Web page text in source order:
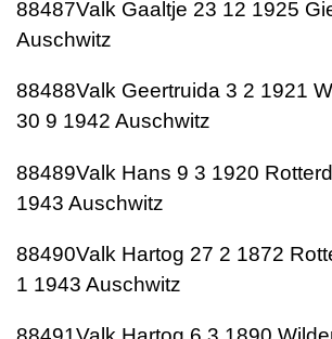
88487Valk Gaaltje 23 12 1925
Auschwitz
88488Valk Geertruida 3 2 1921
30 9 1942 Auschwitz
88489Valk Hans 9 3 1920
1943 Auschwitz
88490Valk Hartog 27 2 1872
1 1943 Auschwitz